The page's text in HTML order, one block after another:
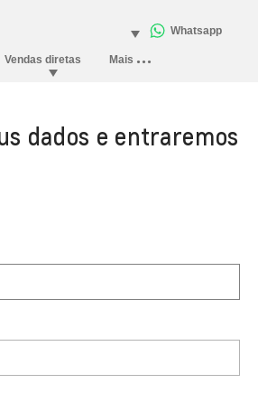
dados e entraremos